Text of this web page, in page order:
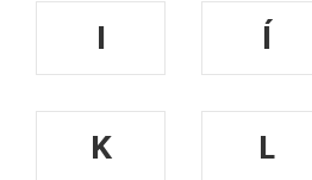
I Í
K
L